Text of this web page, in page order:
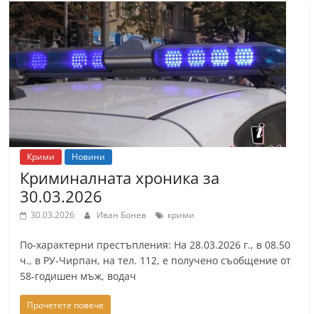
Крими Новини
Криминалната хроника за
30.03.2026
30.03.2026 Иван Бонев крими
По-характерни престъпления: На 28.03.2026 г., в 08.50
ч., в РУ-Чирпан, на тел. 112, е получено съобщение от
58-годишен мъж, водач
Прочетете повече